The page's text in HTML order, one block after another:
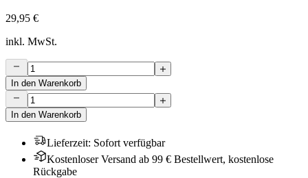
29,95 €
inkl. MwSt.
In den Warenkorb
In den Warenkorb
Lieferzeit: Sofort verfügbar
Kostenloser Versand ab 99 € Bestellwert, kostenlose
Rückgabe